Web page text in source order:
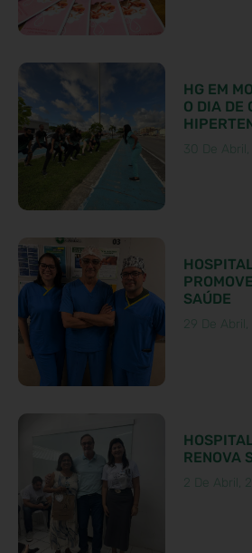
HG EM
O DIA DE
30 De Abril,
SAÚDE
29 De Abril,
RENOVA
2 De Abril,